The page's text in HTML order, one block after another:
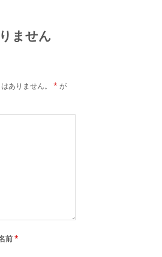
ません
ありません。 * が
前*